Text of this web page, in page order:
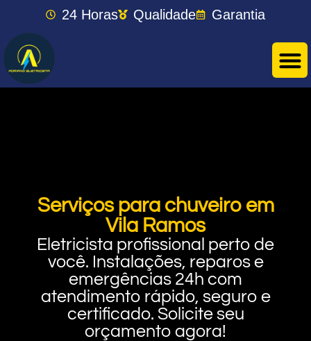
24 Horas Qualidade Garantia
Serviços para chuveiro em
Vila Ramos
Eletricista profissional perto de
você. Instalações, reparos e
emergências 24h com
atendimento rápido, seguro e
certificado. Solicite seu
orçamento agora!